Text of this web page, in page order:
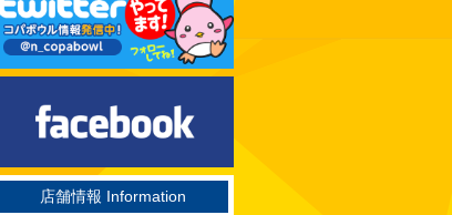
2024年05月
2024年04月
2024年03月
2024年02月
2024年01月
2023年12月
2023年11月
店舗情報 Information